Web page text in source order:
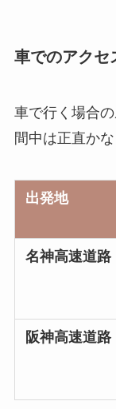
車でのアクセ
車で行く場合
間中は正直か
出発地
名神高速道路
阪神高速道路